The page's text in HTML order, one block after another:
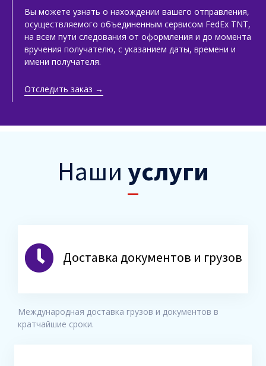
Вы можете узнать о нахождении вашего отправления,
осуществляемого объединенным сервисом FedEx TNT,
на всем пути следования от оформления и до момента
вручения получателю, с указанием даты, времени и
имени получателя.
Отследить заказ →
Наши услуги
Доставка документов и грузов
Международная доставка грузов и документов в
кратчайшие сроки.